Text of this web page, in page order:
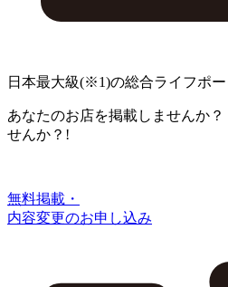
日本最大級(※1)の総合ライフポー
あなたのお店を掲載しませんか？
せんか？!
無料掲載・
内容変更のお申し込み